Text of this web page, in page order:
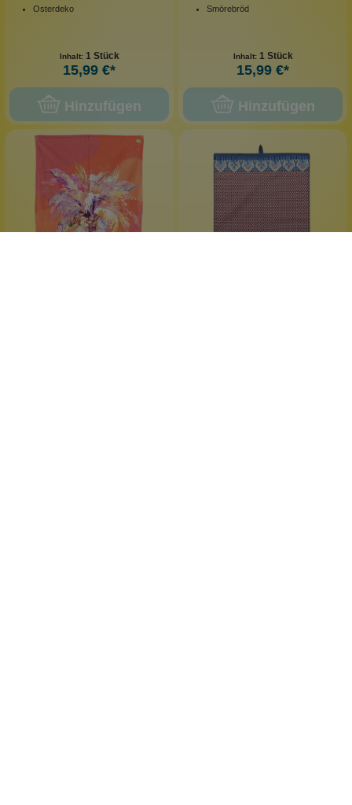
Osterdeko
Inhalt: 1 Stück
15,99 €*
Hinzufügen
Smörebröd
Inhalt: 1 Stück
15,99 €*
Hinzufügen